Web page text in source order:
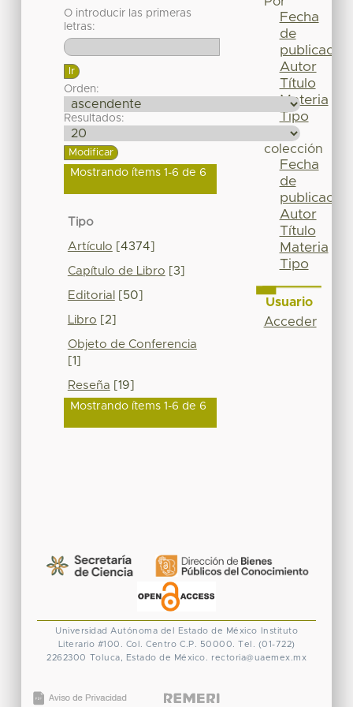
O introducir las primeras
letras:
Orden:
Resultados:
Mostrando ítems 1-6 de 6
Tipo
Artículo [4374]
Capítulo de Libro [3]
Editorial [50]
Libro [2]
Objeto de Conferencia
[1]
Reseña [19]
Mostrando ítems 1-6 de 6
Fecha
de
publicación
Autor
Título
Materia
Tipo
colección
Fecha
de
publicación
Autor
Título
Materia
Tipo
Usuario
Acceder
Universidad Autónoma del Estado de México
Instituto
Literario #100. Col. Centro C.P. 50000. Tel. (01-722)
2262300 Toluca, Estado de México. rectoria@uaemex.mx